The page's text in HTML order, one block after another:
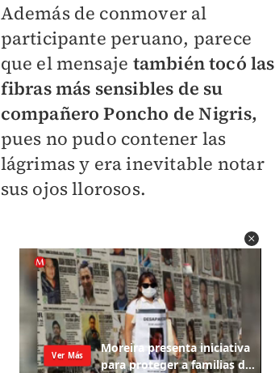
Además de conmover al
participante peruano, parece
que el mensaje también tocó las
fibras más sensibles de su
compañero Poncho de Nigris,
pues no pudo contener las
lágrimas y era inevitable notar
sus ojos llorosos.